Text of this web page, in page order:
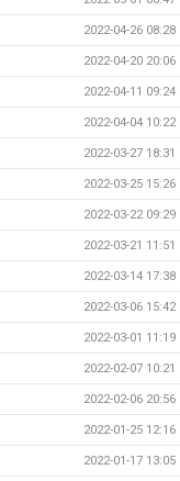
2022-04-26 08:28
2022-04-20 20:06
2022-04-11 09:24
2022-04-04 10:22
2022-03-27 18:31
2022-03-25 15:26
2022-03-22 09:29
2022-03-21 11:51
2022-03-14 17:38
2022-03-06 15:42
2022-03-01 11:19
2022-02-07 10:21
2022-02-06 20:56
2022-01-25 12:16
2022-01-17 13:05